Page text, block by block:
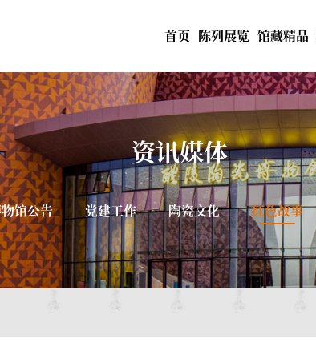
首页 陈列展览 馆藏精品
资讯媒体
馆公告 党建工作 陶瓷文化 红色故事